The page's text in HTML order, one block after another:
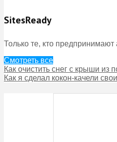
SitesReady
Только те, кто
Смотреть все
Как очистить снег с крыши из
Как я сделал кокон-качели